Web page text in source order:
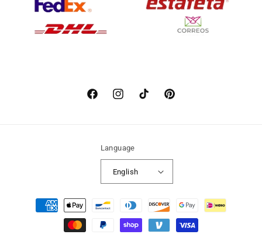
FacebookInstagramTikTok Pinterest
Language
English
Payment
methods